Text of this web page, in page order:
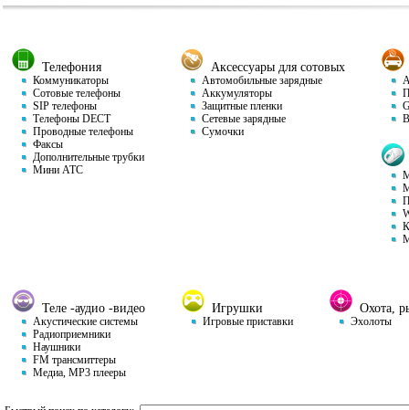
Телефония
Коммуникаторы
Сотовые телефоны
SIP телефоны
Телефоны DECT
Проводные телефоны
Факсы
Дополнительные трубки
Мини АТС
Аксессуары для сотовых
Автомобильные зарядные
Аккумуляторы
Защитные пленки
Сетевые зарядные
Сумочки
Теле -аудио -видео
Акустические системы
Радиоприемники
Наушники
FM трансмиттеры
Медиа, MP3 плееры
Игрушки
Игровые приставки
Охота,
Эхолоты